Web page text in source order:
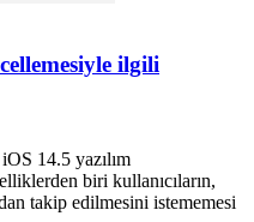
ilgili
14.5 yazılım
biri kullanıcıların,
takip edilmesini istememesi